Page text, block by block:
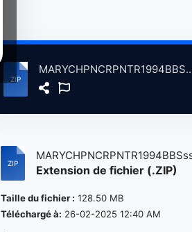
Extension de fichier (.ZIP)
Taille du fichier : 128.50 MB
Téléchargé à: 26-02-2025 12:40 AM